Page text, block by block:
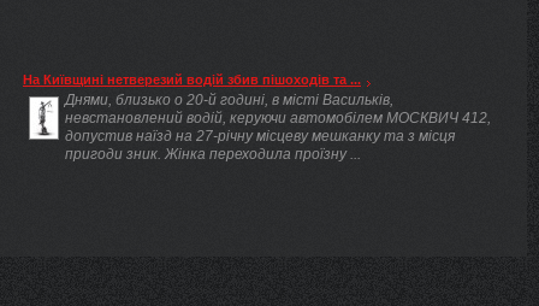
На Київщині нетверезий водій збив пішоходів та ...
Днями, близько о 20-й годині, в місті Васильків,
невстановлений водій, керуючи автомобілем МОСКВИЧ 412,
допустив наїзд на 27-річну місцеву мешканку та з місця
пригоди зник. Жінка переходила проїзну ...